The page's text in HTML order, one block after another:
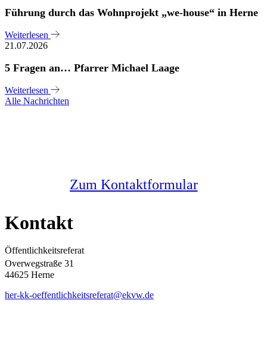
Führung durch das Wohnprojekt „we-house“ in Herne
Weiterlesen
21.07.2026
5 Fragen an… Pfarrer Michael Laage
Weiterlesen
Alle Nachrichten
Zum Kontaktformular
Kontakt
Öffentlichkeitsreferat
Overwegstraße 31
44625 Herne
her-kk-oeffentlichkeitsreferat@ekvw.de